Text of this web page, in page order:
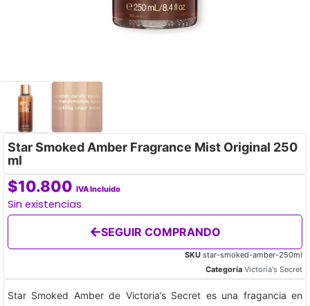
Star Smoked Amber Fragrance Mist Original 250
ml
$10.800 IVA Incluido
Sin existencias
SEGUIR COMPRANDO
SKU star-smoked-amber-250ml
Categoría Victoria's Secret
Star Smoked Amber de Victoria’s Secret es una fragancia en